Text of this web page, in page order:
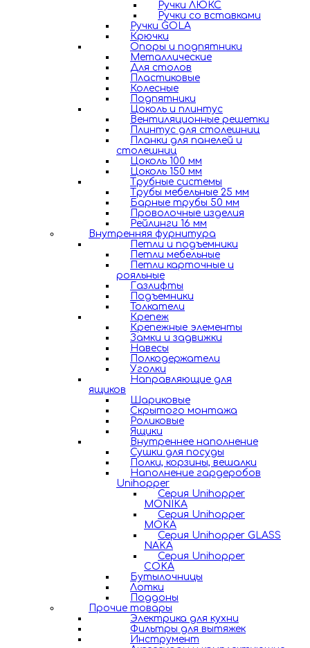
Ручки ЛЮКС
Ручки со вставками
Ручки GOLA
Крючки
Опоры и подпятники
Металлические
Для столов
Пластиковые
Колесные
Подпятники
Цоколь и плинтус
Вентиляционные решетки
Плинтус для столешниц
Планки для панелей и
столешниц
Цоколь 100 мм
Цоколь 150 мм
Трубные системы
Трубы мебельные 25 мм
Барные трубы 50 мм
Проволочные изделия
Рейлинги 16 мм
Внутренняя фурнитура
Петли и подъемники
Петли мебельные
Петли карточные и
рояльные
Газлифты
Подъемники
Толкатели
Крепеж
Крепежные элементы
Замки и задвижки
Навесы
Полкодержатели
Уголки
Направляющие для
ящиков
Шариковые
Скрытого монтажа
Роликовые
Ящики
Внутреннее наполнение
Сушки для посуды
Полки, корзины, вешалки
Наполнение гардеробов
Unihopper
Серия Unihopper
MONIKA
Серия Unihopper
MOKA
Серия Unihopper GLASS
NAKA
Серия Unihopper
COKA
Бутылочницы
Лотки
Поддоны
Прочие товары
Электрика для кухни
Фильтры для вытяжек
Инструмент